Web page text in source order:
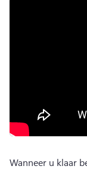
Wanneer u klaar